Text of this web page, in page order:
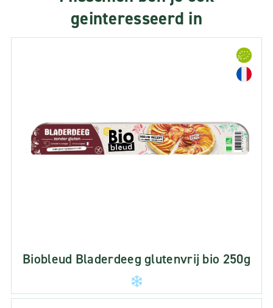
geinteresseerd in
Biobleud Bladerdeeg glutenvrij bio 250g